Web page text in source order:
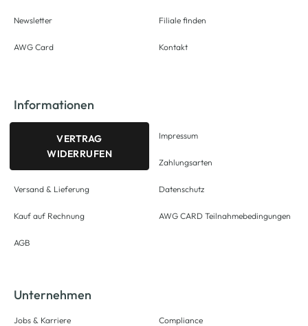
Newsletter
AWG Card
Filiale finden
Kontakt
Informationen
VERTRAG
WIDERRUFEN
Versand & Lieferung
Kauf auf Rechnung
AGB
Impressum
Zahlungsarten
Datenschutz
AWG CARD Teilnahmebedingungen
Unternehmen
Jobs & Karriere Compliance